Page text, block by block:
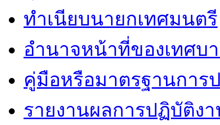
ทำเนียบนายกเทศมนตรี
อำนาจหน้าที่ของเทศบ
คู่มือหรือมาตรฐานการ
รายงานผลการปฏิบัติง